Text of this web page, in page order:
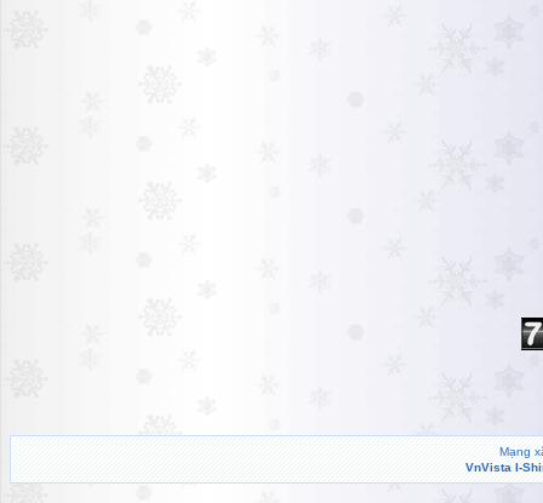
Mạng
VnVista I-